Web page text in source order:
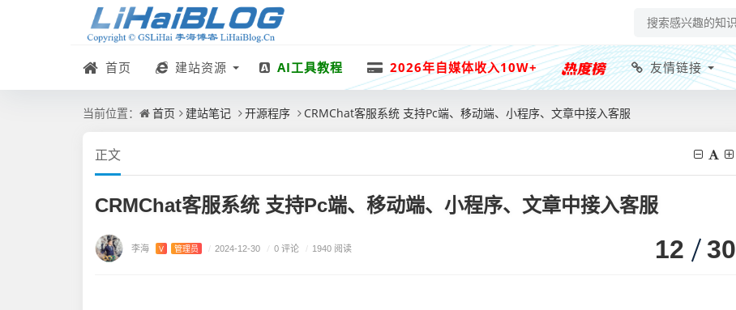
首页 建站资源 AI工具教程 2026年自媒体收入10W+ 友情链接
当前位置： 首页 建站笔记 开源程序 CRMChat客服系统 支持Pc端、移动端、小程序、文章中接入客服
正文
CRMChat客服系统 支持Pc端、移动端、小程序、文章中接入客服
李海 V 管理员 / 2024-12-30 / 0 评论 / 1940 阅读 12 30